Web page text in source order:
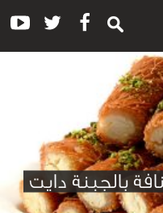
بالجبنة دايت